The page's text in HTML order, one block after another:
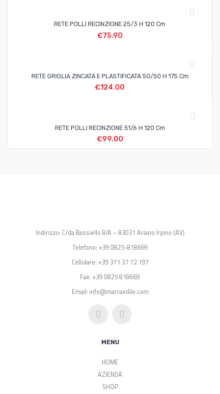
RETE POLLI RECINZIONE 25/3 H 120 Cm
€75.90
RETE GRIGLIA ZINCATA E PLASTIFICATA 50/50 H 175 Cm
€124.00
RETE POLLI RECINZIONE 51/6 H 120 Cm
€99.00
Indirizzo: C/da Bassiello 8/A – 83031 Ariano Irpino (AV)
Telefono: +39 0825-818669
Cellulare: +39 371 37 72 197
Fax: +39 0825 818669
Email: info@marraedile.com
MENU
HOME
AZIENDA
SHOP